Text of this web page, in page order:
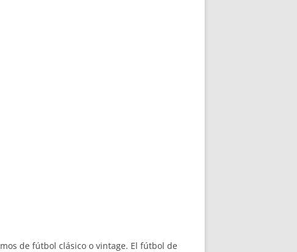
de fútbol clásico o vintage. El fútbol de